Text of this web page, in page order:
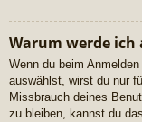
Warum werde
Wenn du beim
auswählst, wirst du nur
Missbrauch deines
zu bleiben, kannst du